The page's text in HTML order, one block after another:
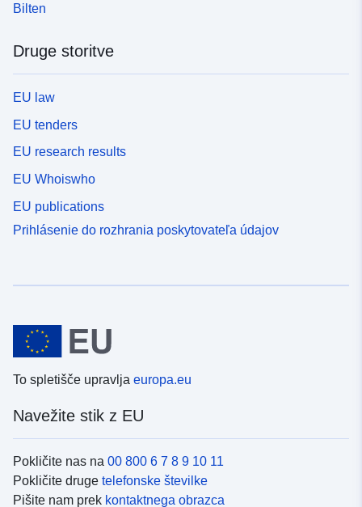
Bilten
Druge storitve
EU law
EU tenders
EU research results
EU Whoiswho
EU publications
Prihlásenie do rozhrania poskytovateľa údajov
To spletišče upravlja europa.eu
Navežite stik z EU
Pokličite nas na 00 800 6 7 8 9 10 11
Pokličite druge telefonske številke
Pišite nam prek kontaktnega obrazca